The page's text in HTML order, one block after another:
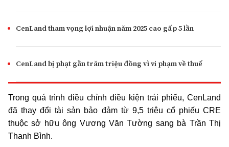
CenLand tham vọng lợi nhuận năm 2025 cao gấp 5 lần
CenLand bị phạt gần trăm triệu đồng vì vi phạm về thuế
Trong quá trình điều chỉnh điều kiện trái phiếu, CenLand
đã thay đổi tài sản bảo đảm từ 9,5 triệu cổ phiếu CRE
thuộc sở hữu ông Vương Văn Tường sang bà Trần Thị
Thanh Bình.